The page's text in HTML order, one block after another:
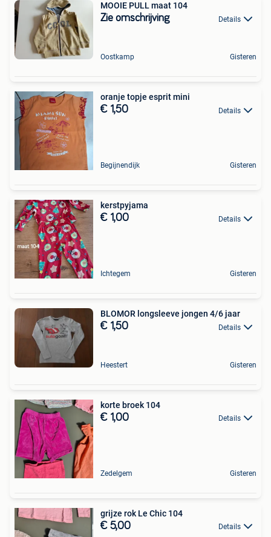
MOOIE PULL maat 104
Zie omschrijving Details
Oostkamp Gisteren
oranje topje esprit mini
€ 1,50 Details
Begijnendijk Gisteren
kerstpyjama
€ 1,00 Details
Ichtegem Gisteren
BLOMOR longsleeve jongen 4/6 jaar
€ 1,50 Details
Heestert Gisteren
korte broek 104
€ 1,00 Details
Zedelgem Gisteren
grijze rok Le Chic 104
€ 5,00 Details